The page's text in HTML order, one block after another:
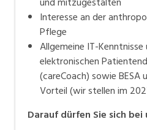
Interesse an der
Pflege
Allgemeine IT-
elektronischen
(careCoach) sowie BESA
Vorteil (wir stellen im
Daraufdürfen Sie sich bei